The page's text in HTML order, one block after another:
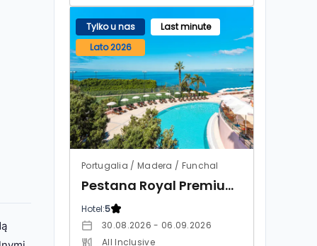
Tylko u nas
Last minute
Lato 2026
Portugalia / Madera / Funchal
Pestana Royal Premium All Inclusive Ocean & Spa
Hotel:5
30.08.2026 - 06.09.2026
All Inclusive